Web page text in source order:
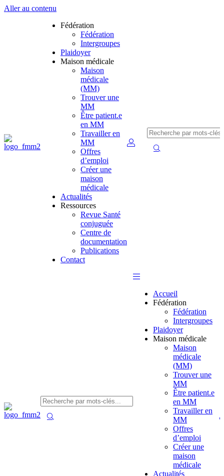
Aller au contenu
Fédération
Fédération
Intergroupes
Plaidoyer
Maison médicale
Maison
médicale
(MM)
Trouver une
MM
Être patient.e
en MM
Travailler en
MM
Offres
d’emploi
Créer une
maison
médicale
Actualités
Ressources
Revue Santé
conjuguée
Centre de
documentation
Publications
Contact
Accueil
Fédération
Fédération
Intergroupes
Plaidoyer
Maison médicale
Maison
médicale
(MM)
Trouver une
MM
Être patient.e
en MM
Travailler en
MM
Offres
d’emploi
Créer une
maison
médicale
Actualités